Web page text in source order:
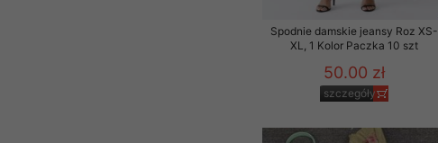
Spodnie damskie jeansy Roz XS-
XL, 1 Kolor Paczka 10 szt
50.00 zł
szczegóły